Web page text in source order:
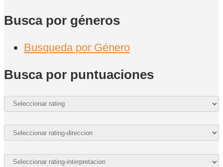
Busca por géneros
Busqueda por Género
Busca por puntuaciones